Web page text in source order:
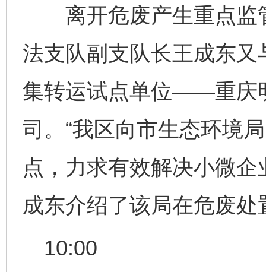
离开危废产生重点监
法支队副支队长王成东
集转运试点单位——重庆
司。“我区向市生态环境
点，力求有效解决小微
成东介绍了该局在危废处
10:00